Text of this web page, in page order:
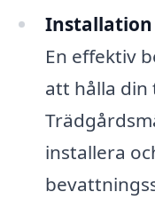
Installation
En effektiv
att hålla
installera